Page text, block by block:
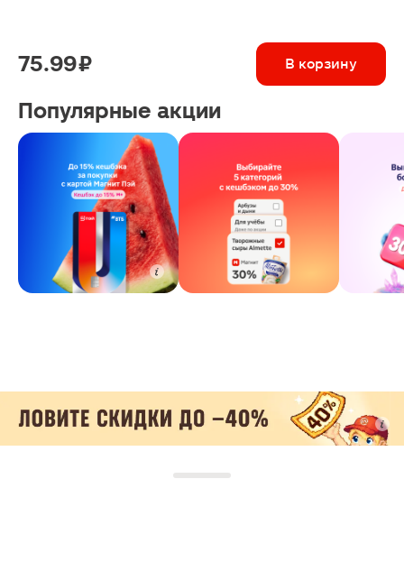
75.99 ₽ В корзину
Популярные акции